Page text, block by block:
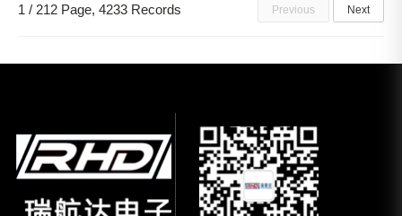
1 / 212 Page, 4233 Records Previous Next